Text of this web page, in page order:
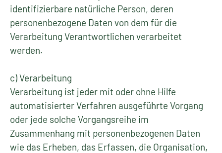
identifizierbare natürliche Person, deren
personenbezogene Daten von dem für die
Verarbeitung Verantwortlichen verarbeitet
werden.
c) Verarbeitung
Verarbeitung ist jeder mit oder ohne Hilfe
automatisierter Verfahren ausgeführte Vorgang
oder jede solche Vorgangsreihe im
Zusammenhang mit personenbezogenen Daten
wie das Erheben, das Erfassen, die Organisation,